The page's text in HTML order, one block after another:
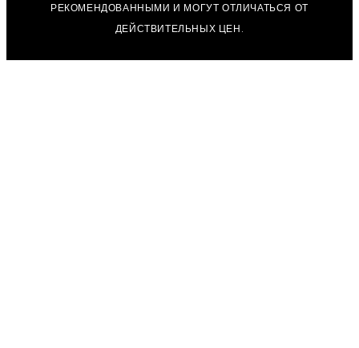
РЕКОМЕНДОВАННЫМИ И МОГУТ ОТЛИЧАТЬСЯ ОТ
ДЕЙСТВИТЕЛЬНЫХ ЦЕН.